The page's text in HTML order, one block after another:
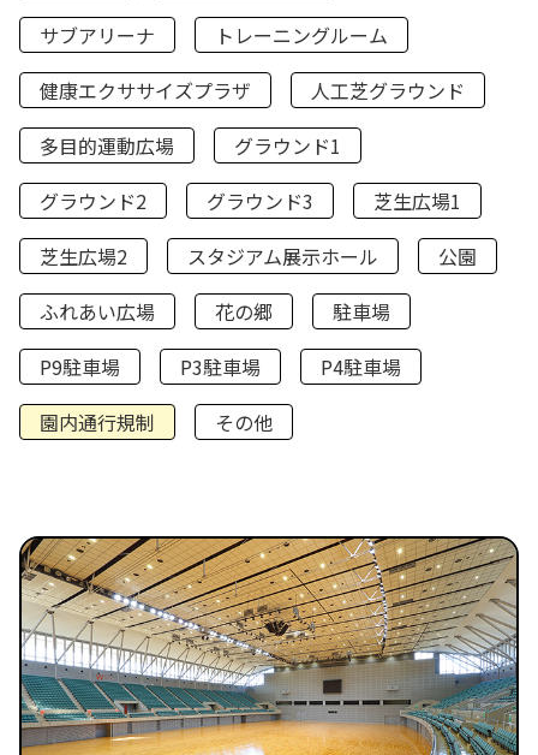
サブアリーナ
トレーニングルーム
健康エクササイズプラザ
人工芝グラウンド
多目的運動広場
グラウンド1
グラウンド2
グラウンド3
芝生広場1
芝生広場2
スタジアム展示ホール
公園
ふれあい広場
花の郷
駐車場
P9駐車場
P3駐車場
P4駐車場
園内通行規制
その他